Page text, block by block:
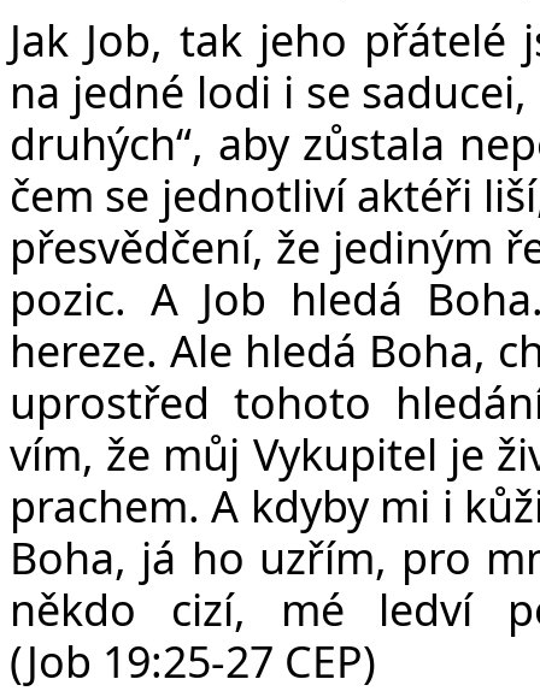
Jak Job, tak jeho
na jedné lodi i se
druhých“, aby zůstala
čem se jednotliví aktéři
přesvědčení, že jediným
pozic. A Job hledá
hereze. Ale hledá Boha,
uprostřed tohoto
vím, že můj Vykupitel je
prachem. A kdyby mi i
Boha, já ho uzřím, pro
někdo cizí, mé ledví
(Job 19:25-27 CEP)